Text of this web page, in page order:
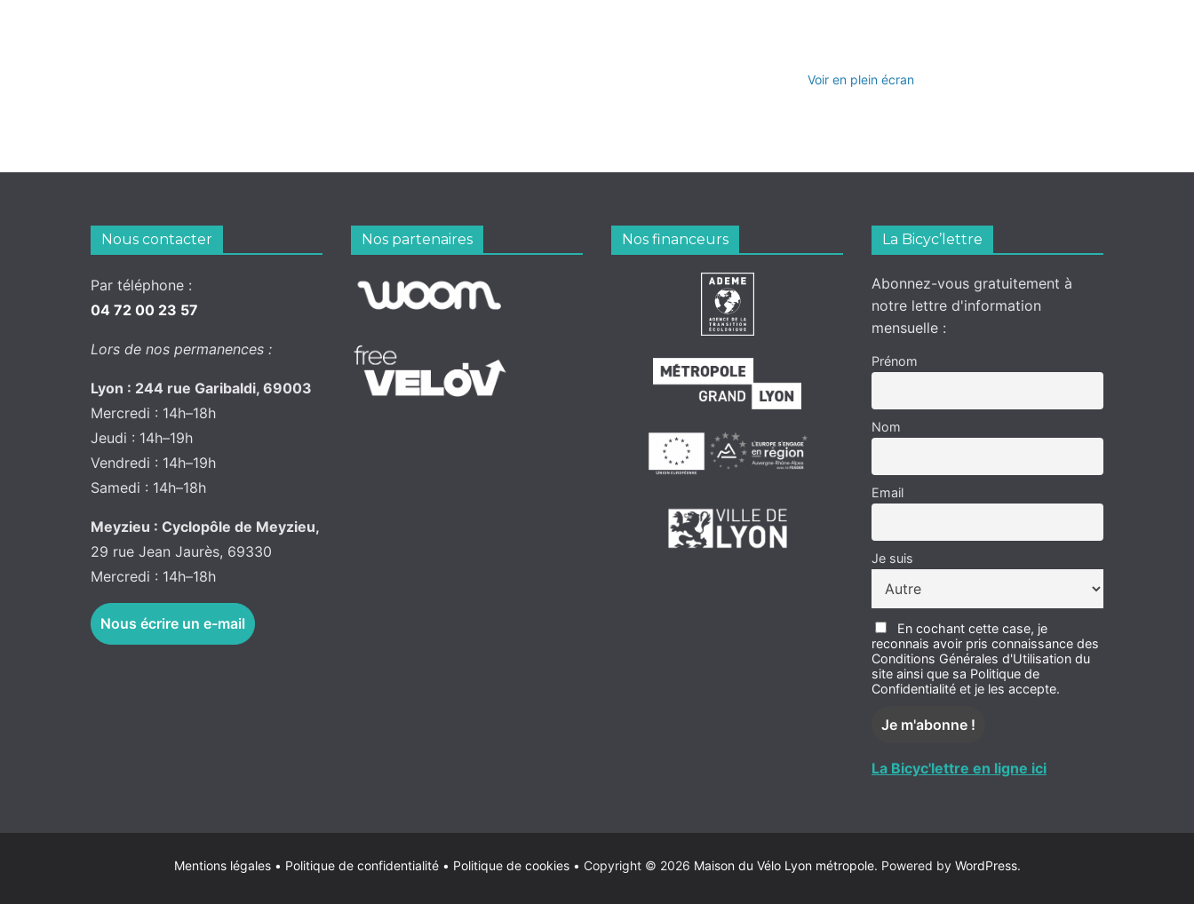
Voir en plein écran
Nous contacter
Par téléphone :
04 72 00 23 57
Lors de nos permanences :
Lyon : 244 rue Garibaldi, 69003
Mercredi : 14h–18h
Jeudi : 14h–19h
Vendredi : 14h–19h
Samedi : 14h–18h
Meyzieu : Cyclopôle de Meyzieu,
29 rue Jean Jaurès, 69330
Mercredi : 14h–18h
Nous écrire un e-mail
Nos partenaires Nos financeurs La Bicyc’lettre
Abonnez-vous gratuitement à
notre lettre d'information
mensuelle :
Prénom
Nom
Email
Je suis
En cochant cette case, je
reconnais avoir pris connaissance des
Conditions Générales d'Utilisation du
site ainsi que sa Politique de
Confidentialité et je les accepte.
La Bicyc'lettre en ligne ici
Mentions légales • Politique de confidentialité • Politique de cookies • Copyright © 2026 Maison du Vélo Lyon métropole. Powered by WordPress.